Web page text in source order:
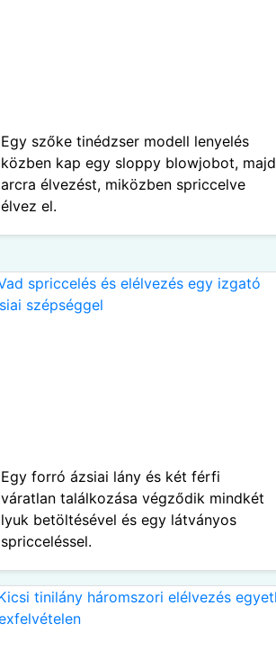
Egy szőke tinédzser modell lenyelés
közben kap egy sloppy blowjobot, majd
arcra élvezést, miközben spriccelve
élvez el.
Egy forró ázsiai lány és két férfi
váratlan találkozása végződik mindkét
lyuk betöltésével és egy látványos
spricceléssel.